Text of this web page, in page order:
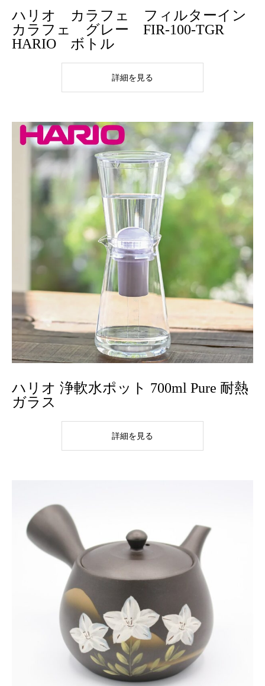
ハリオ カラフェ フィルターイン
カラフェ グレー FIR-100-TGR
HARIO ボトル
詳細を見る
ハリオ 浄軟水ポット 700ml Pure 耐熱
ガラス
詳細を見る